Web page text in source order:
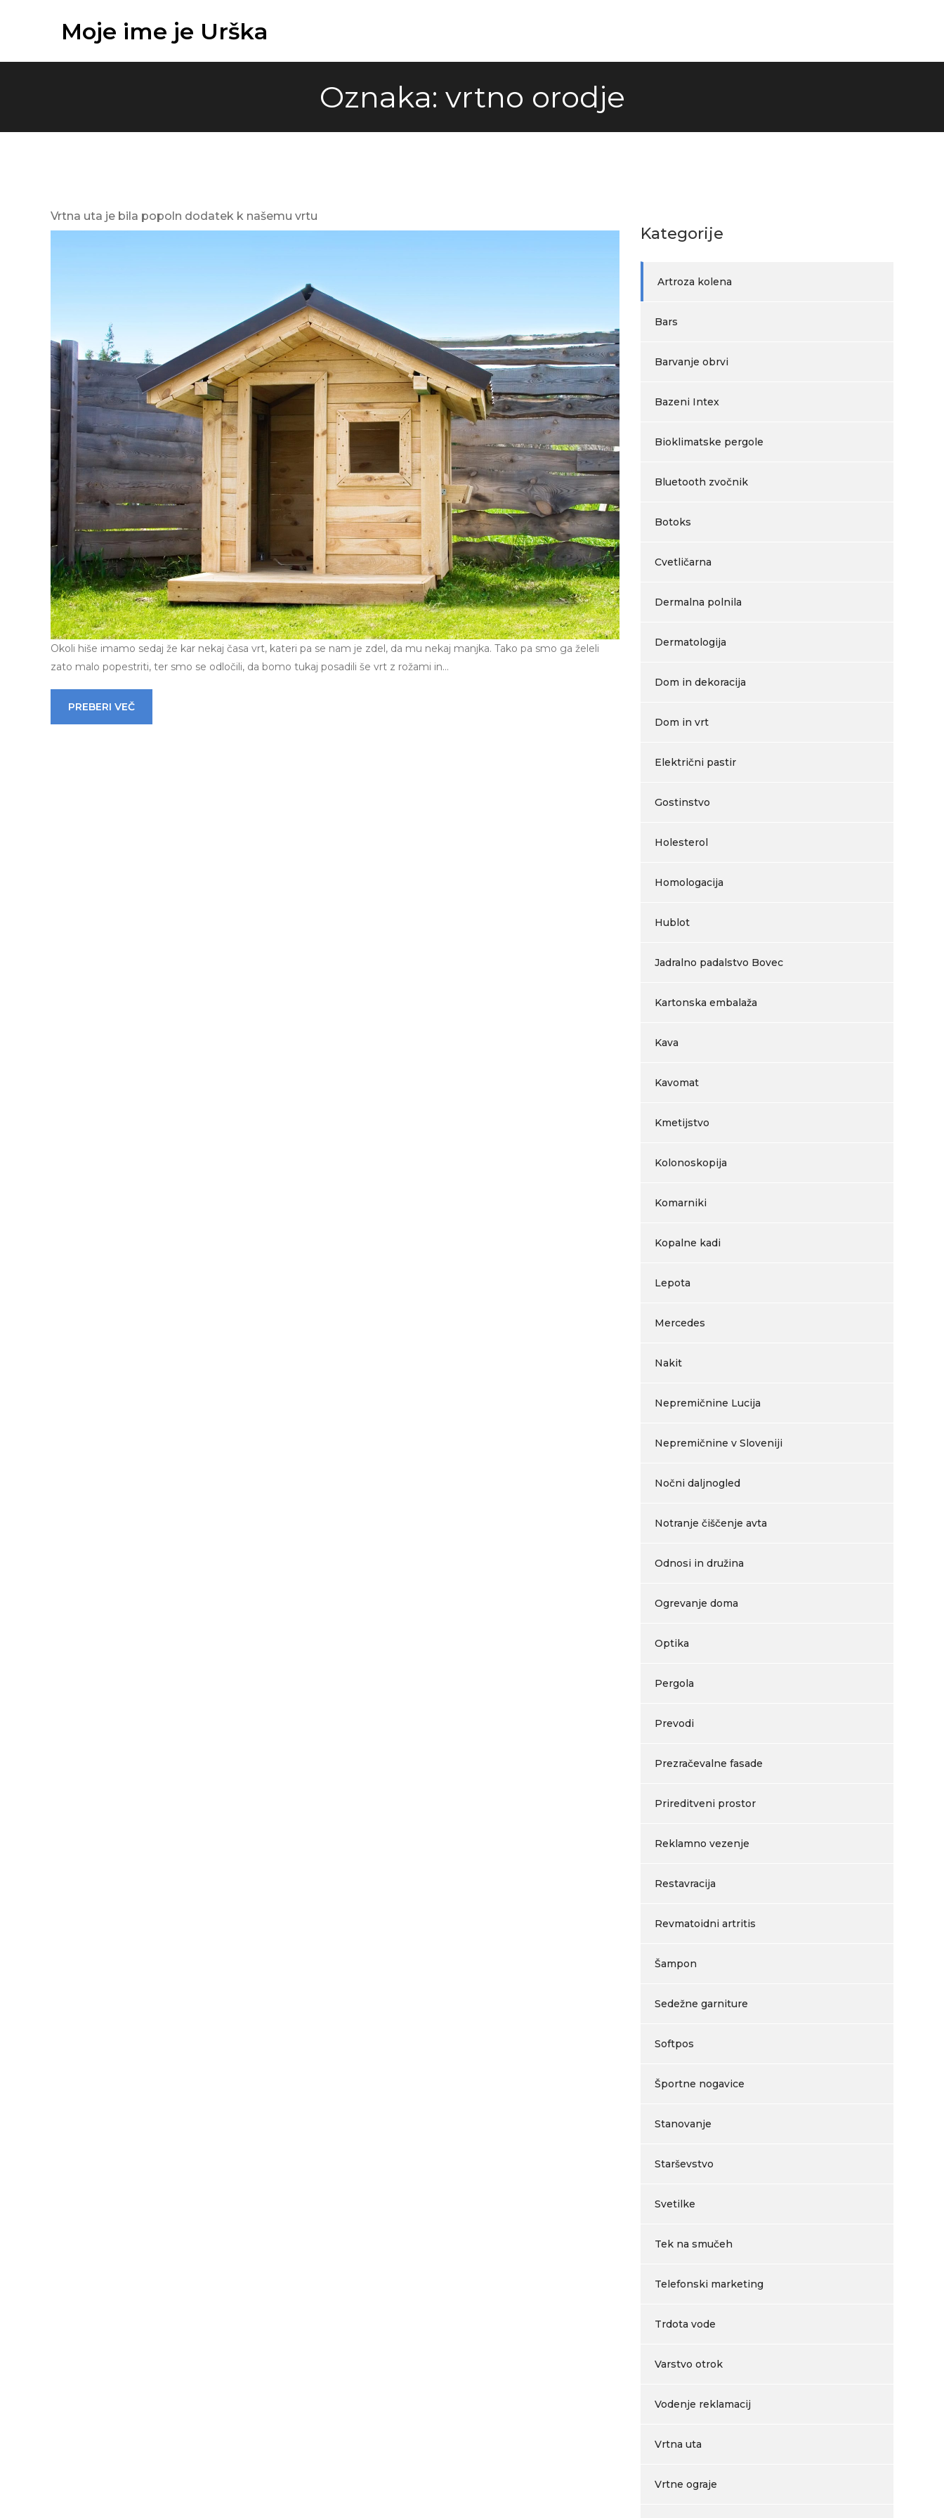
Moje ime je Urška
Oznaka: vrtno orodje
Vrtna uta je bila popoln dodatek k našemu vrtu
Okoli hiše imamo sedaj že kar nekaj časa vrt, kateri pa se nam je zdel, da mu nekaj manjka. Tako pa smo ga želeli
zato malo popestriti, ter smo se odločili, da bomo tukaj posadili še vrt z rožami in…
PREBERI VEČ
Kategorije
Artroza kolena
Bars
Barvanje obrvi
Bazeni Intex
Bioklimatske pergole
Bluetooth zvočnik
Botoks
Cvetličarna
Dermalna polnila
Dermatologija
Dom in dekoracija
Dom in vrt
Električni pastir
Gostinstvo
Holesterol
Homologacija
Hublot
Jadralno padalstvo Bovec
Kartonska embalaža
Kava
Kavomat
Kmetijstvo
Kolonoskopija
Komarniki
Kopalne kadi
Lepota
Mercedes
Nakit
Nepremičnine Lucija
Nepremičnine v Sloveniji
Nočni daljnogled
Notranje čiščenje avta
Odnosi in družina
Ogrevanje doma
Optika
Pergola
Prevodi
Prezračevalne fasade
Prireditveni prostor
Reklamno vezenje
Restavracija
Revmatoidni artritis
Šampon
Sedežne garniture
Softpos
Športne nogavice
Stanovanje
Starševstvo
Svetilke
Tek na smučeh
Telefonski marketing
Trdota vode
Varstvo otrok
Vodenje reklamacij
Vrtna uta
Vrtne ograje